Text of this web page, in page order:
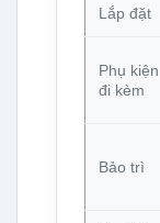
Lắp đặt
Phụ kiện
đi kèm
Bảo trì